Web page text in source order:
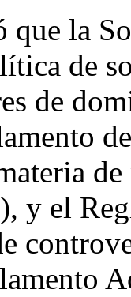
que la
de
de
y el